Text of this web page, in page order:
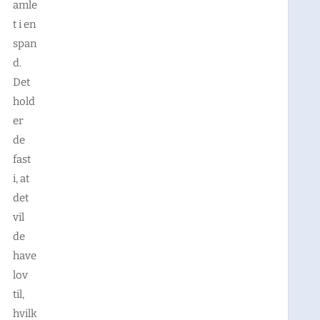
amle
ti en
span
d.
Det
hold
er
de
fast
i, at
det
vil
de
have
lov
til,
hvilk